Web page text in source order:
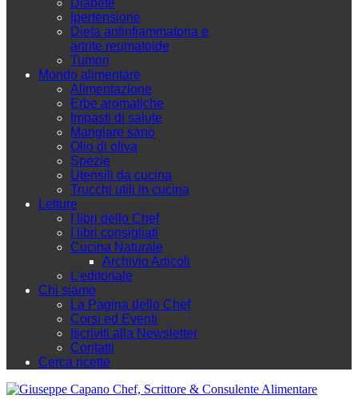
Ipertensione
Dieta antinfiammatoria e
artrite reumatoide
Tumori
Mondo alimentare
Alimentazione
Erbe aromatiche
Impasti di salute
Mangiare sano
Olio di oliva
Spezie
Utensili da cucina
Trucchi utili in cucina
Letture
I libri dello Chef
I libri consigliati
Cucina Naturale
Archivio Articoli
L'editoriale
Chi siamo
La Pagina dello Chef
Corsi ed Eventi
Iscriviti alla Newsletter
Contatti
Cerca ricette